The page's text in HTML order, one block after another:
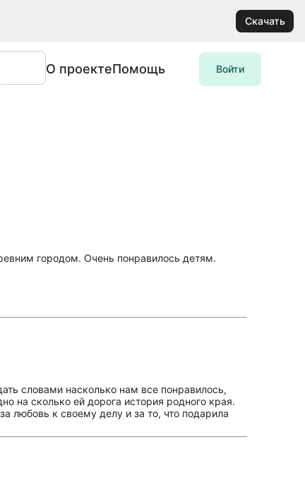
Скачать
О проектеПомощь Войти
городом. Очень понравилось детям.
словами насколько нам все понравилось,
на сколько ей дорога история родного края.
любовь к своему делу и за то, что подарила